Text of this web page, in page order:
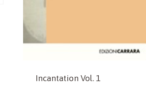
Incantation Vol. 1